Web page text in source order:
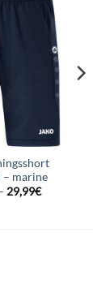
– marine
29,99€